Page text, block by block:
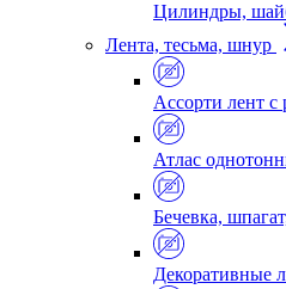
Цилиндры,
Лента, тесьма, шнур
Ассорти лент с
Атлас
Бечевка,
Декоративные